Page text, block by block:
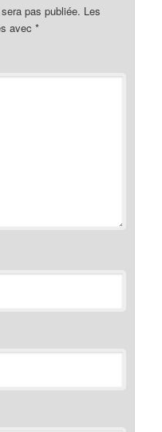
pas publiée. Les
avec*